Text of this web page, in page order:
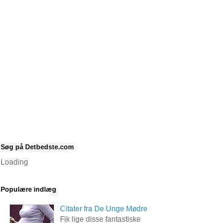
Søg på Detbedste.com
Loading
Populære indlæg
Citater fra De Unge Mødre
Fik lige disse fantastiske